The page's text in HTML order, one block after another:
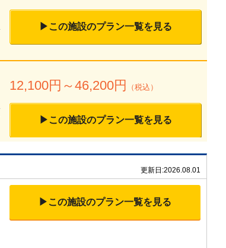
▶この施設のプラン一覧を見る
12,100円～46,200円 （税込）
▶この施設のプラン一覧を見る
更新日:2026.08.01
▶この施設のプラン一覧を見る